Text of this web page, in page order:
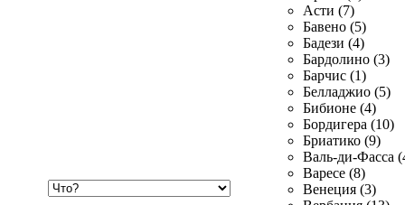
Асти (7)
Бавено (5)
Бадези (4)
Бардолино (3)
Барчис (1)
Белладжио (5)
Бибионе (4)
Бордигера (10)
Бриатико (9)
Валь-ди-Фасса
Варесе (8)
Венеция (3)